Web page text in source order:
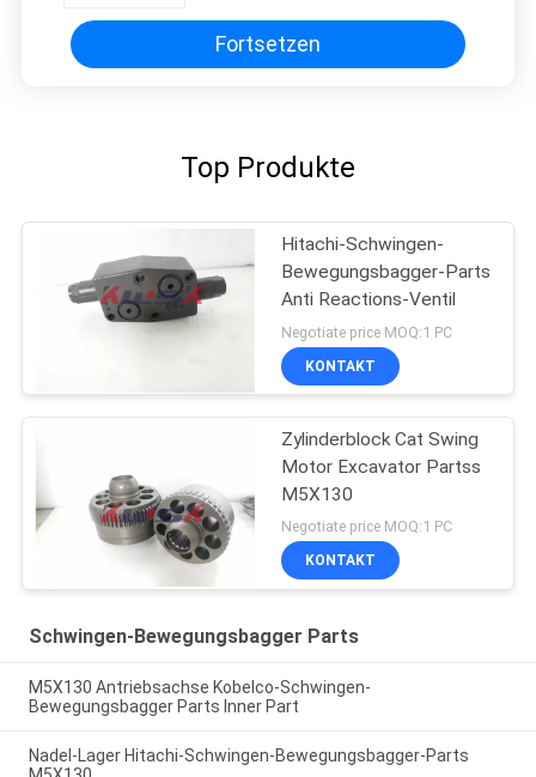
Fortsetzen
Top Produkte
Hitachi-Schwingen-
Bewegungsbagger-Parts
Anti Reactions-Ventil
Negotiate price MOQ:1 PC
KONTAKT
Zylinderblock Cat Swing
Motor Excavator Partss
M5X130
Negotiate price MOQ:1 PC
KONTAKT
Schwingen-Bewegungsbagger Parts
M5X130 Antriebsachse Kobelco-Schwingen-
Bewegungsbagger Parts Inner Part
Nadel-Lager Hitachi-Schwingen-Bewegungsbagger-Parts